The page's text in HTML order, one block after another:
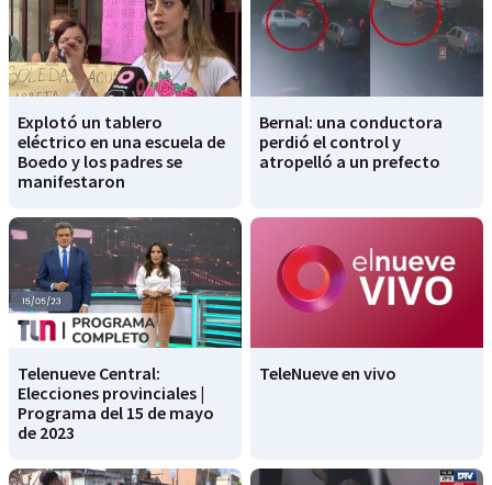
Explotó un tablero
eléctrico en una escuela de
Boedo y los padres se
manifestaron
Bernal: una conductora
perdió el control y
atropelló a un prefecto
Telenueve Central:
Elecciones provinciales |
Programa del 15 de mayo
de 2023
TeleNueve en vivo